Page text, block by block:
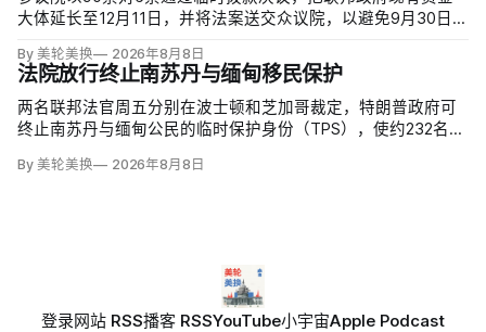
大体延长至12月11日，并将法案送交众议院，以避免9月30日财
依靠共和党支持的版本多维持一周；参议院多数法案需60票推
进，共和党领导层因此与民主党拨款负责人谈判。
By 美轮美换 2026年8月8日
法院放行终止南苏丹与缅甸移民保护
两名联邦法官周五分别在波士顿和芝加哥裁定，特朗普政府可
终止南苏丹与缅甸公民的临时保护身份（TPS），使约232名南
障。两国分别因长期武装冲突及2021年军事政变后动荡而获指
By 美轮美换 2026年8月8日
登录网站 RSS播客 RSSYouTube小宇宙Apple Podcast